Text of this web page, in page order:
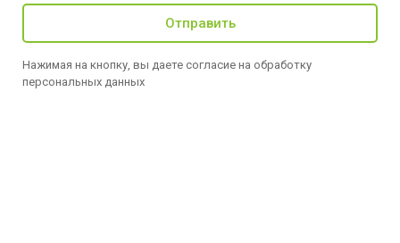
Отправить
Нажимая на кнопку, вы даете согласие на обработку
персональных данных